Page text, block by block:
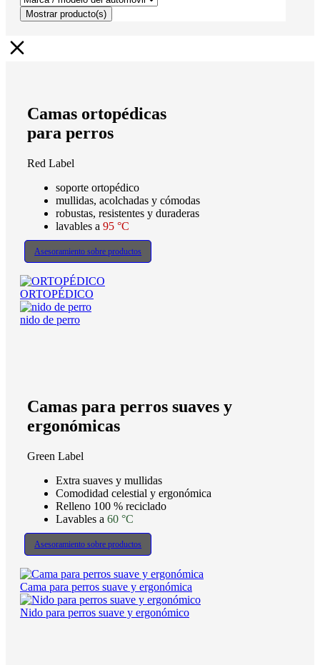
Mostrar producto(s)
Camas ortopédicas
para perros
Red Label
soporte ortopédico
mullidas, acolchadas y cómodas
robustas, resistentes y duraderas
lavables a 95 °C
Asesoramiento sobre productos
ORTOPÉDICO
nido de perro
Camas para perros suaves y
ergonómicas
Green Label
Extra suaves y mullidas
Comodidad celestial y ergonómica
Relleno 100 % reciclado
Lavables a 60 °C
Asesoramiento sobre productos
Cama para perros suave y ergonómica
Nido para perros suave y ergonómico